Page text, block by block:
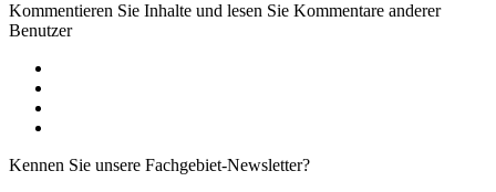
Kommentieren Sie Inhalte und lesen Sie Kommentare anderer
Benutzer
Kennen Sie unsere Fachgebiet-Newsletter?